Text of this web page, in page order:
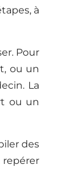
à
Pour
ou un
La
ou un
des
repérer